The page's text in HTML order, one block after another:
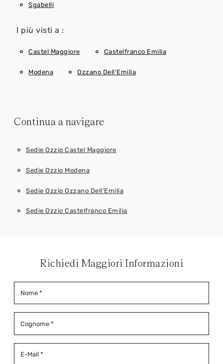
Sgabelli
I più visti a :
Castel Maggiore Castelfranco Emilia
Modena Ozzano Dell'Emilia
Continua a navigare
Sedie Ozzio Castel Maggiore
Sedie Ozzio Modena
Sedie Ozzio Ozzano Dell'Emilia
Sedie Ozzio Castelfranco Emilia
Richiedi Maggiori Informazioni